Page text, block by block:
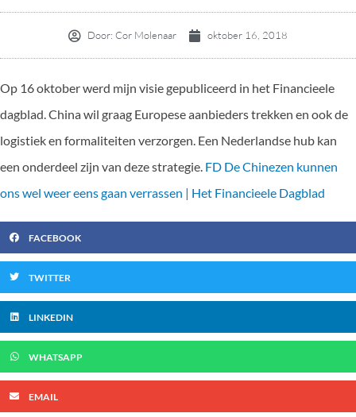
Door: Cor Molenaar oktober 16, 2018
Op 16 oktober werd mijn visie gepubliceerd in het Financieele
dagblad. China wil graag Europese aanbieders trekken en ook de
logistiek en formaliteiten verzorgen. Een Nederlandse hub kan
een onderdeel zijn van deze strategie. FD De Chinezen kunnen
ons wel weer eens gaan verrassen | Het Financieele Dagblad
FACEBOOK
TWITTER
LINKEDIN
WHATSAPP
EMAIL